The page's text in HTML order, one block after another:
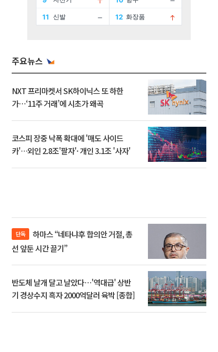
주요뉴스
NXT 프리마켓서 SK하이닉스 또 하한
가⋯‘11주 거래’에 시초가 왜곡
코스피 장중 낙폭 확대에 '매도 사이드
카'…외인 2.8조'팔자'· 개인 3.1조 '사자'
단독
선 앞둔 시간 끌기”
반도체 날개 달고 날았다⋯'역대급' 상반
기 경상수지 흑자 2000억달러 육박 [종합]